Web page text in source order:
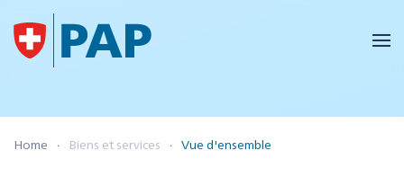
Accéder au contenu principal
Home Biens et services Vue d'ensemble